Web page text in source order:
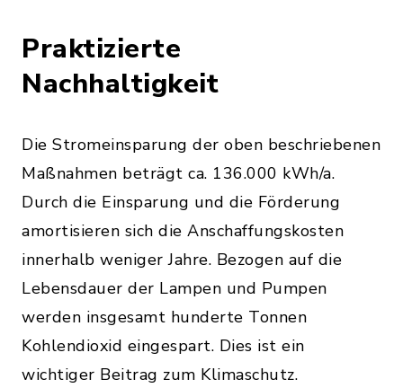
Praktizierte
Nachhaltigkeit
Die Stromeinsparung der oben beschriebenen
Maßnahmen beträgt ca. 136.000 kWh/a.
Durch die Einsparung und die Förderung
amortisieren sich die Anschaffungskosten
innerhalb weniger Jahre. Bezogen auf die
Lebensdauer der Lampen und Pumpen
werden insgesamt hunderte Tonnen
Kohlendioxid eingespart. Dies ist ein
wichtiger Beitrag zum Klimaschutz.